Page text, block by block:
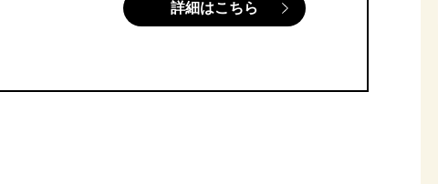
詳細はこちら